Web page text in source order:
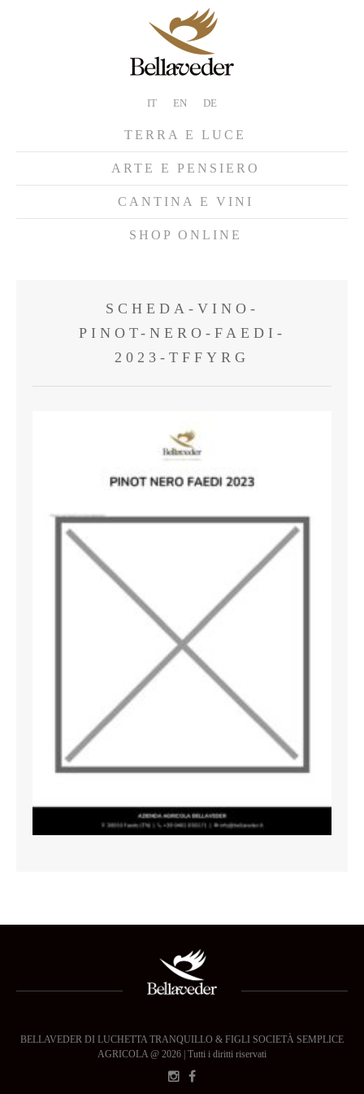
IT EN DE
TERRA E LUCE
ARTE E PENSIERO
CANTINA E VINI
SHOP ONLINE
SCHEDA-VINO-
PINOT-NERO-FAEDI-
2023-TFFYRG
BELLAVEDER DI LUCHETTA TRANQUILLO & FIGLI SOCIETÀ SEMPLICE
AGRICOLA @ 2026 | Tutti i diritti riservati